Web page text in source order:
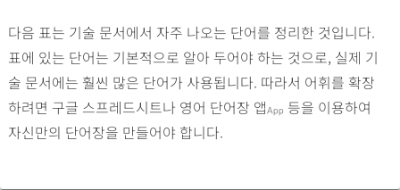
다음 표는 기술 문서에서 자주 나오는 단어를 정리한 것입니다.
표에 있는 단어는 기본적으로 알아 두어야 하는 것으로, 실제 기
술 문서에는 훨씬 많은 단어가 사용됩니다. 따라서 어휘를 확장
하려면 구글 스프레드시트나 영어 단어장 앱 App 등을 이용하여
자신만의 단어장을 만들어야 합니다.